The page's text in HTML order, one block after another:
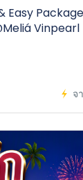
Easy
จ